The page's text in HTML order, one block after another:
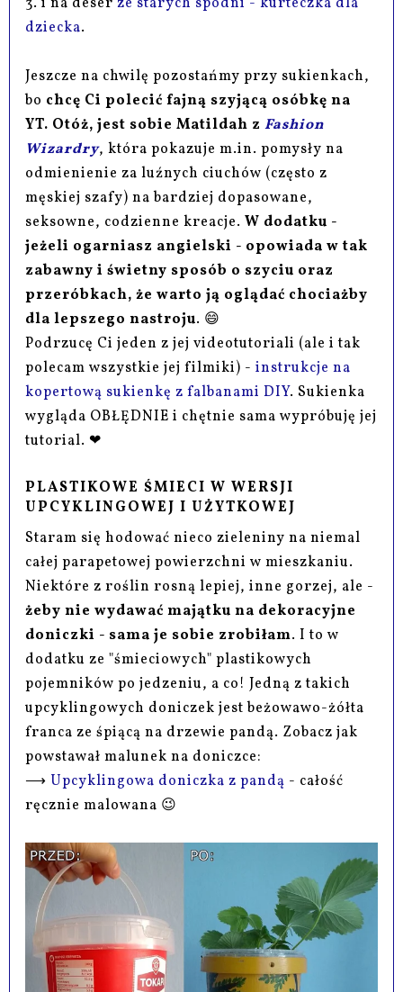
3. i na deserze starych spodni - kurteczka dla
dziecka.
Jeszcze na chwilę pozostańmy przy sukienkach,
bo chcę Ci polecić fajną szyjącą osóbkę na
YT. Otóż, jest sobie Matildah zFashion
Wizardry, która pokazuje m.in. pomysły na
odmienienie za luźnych ciuchów (często z
męskiej szafy) na bardziej dopasowane,
seksowne, codzienne kreacje.W dodatku -
jeżeli ogarniasz angielski - opowiada w tak
zabawny i świetny sposób o szyciu oraz
przeróbkach, że warto ją oglądać chociażby
dla lepszego nastroju. 😄
Podrzucę Ci jeden z jej videotutoriali (ale i tak
polecam wszystkie jej filmiki) -instrukcje na
kopertową sukienkę z falbanami DIY. Sukienka
wygląda OBŁĘDNIE i chętnie sama wypróbuję jej
tutorial. ❤
PLASTIKOWE ŚMIECI W WERSJI
UPCYKLINGOWEJ I UŻYTKOWEJ
Staram się hodować nieco zieleniny na niemal
całej parapetowej powierzchni w mieszkaniu.
Niektóre z roślin rosną lepiej, inne gorzej, ale -
żeby nie wydawać majątku na dekoracyjne
doniczki - sama je sobie zrobiłam. I to w
dodatku ze "śmieciowych" plastikowych
pojemników po jedzeniu, a co! Jedną z takich
upcyklingowych doniczek jest beżowawo-żółta
franca ze śpiącą na drzewie pandą. Zobacz jak
powstawał malunek na doniczce:
⟶ Upcyklingowa doniczka z pandą - całość
ręcznie malowana 😉